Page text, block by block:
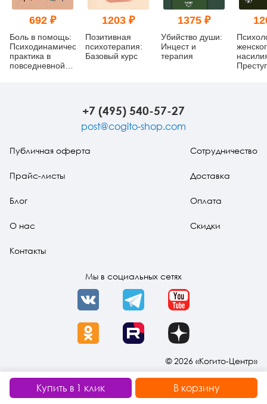
В корзину
Купить в 1 клик
692 ₽
Боль в помощь:
Психодинамическая
практика в
повседневной
1203 ₽
Позитивная
психотерапия:
Базовый курс
1375 ₽
Убийство души:
Инцест и
терапия
+7 (495) 540-57-27
post@cogito-shop.com
Публичная оферта
Прайс-листы
Блог
О нас
Контакты
Сотрудничество
Доставка
Оплата
Скидки
Мы в социальных сетях
VK Telegram YouTube
OK Rutube Dzen
© 2026 «Когито-Центр»